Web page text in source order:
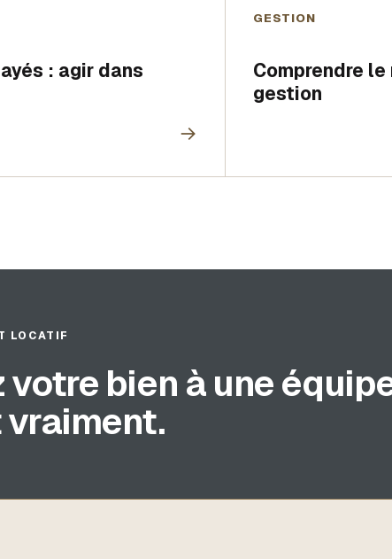
: agir dans
→
GESTION
Comprendre
gestion
LOCATIF
votre bien à une